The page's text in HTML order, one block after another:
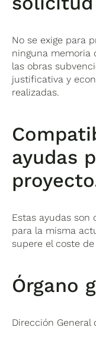
No se exige para
ninguna memoria
las obras
justificativa y
realizadas.
ayudas
Estas ayudas
para la misma
supere el coste
Órgano
Dirección General